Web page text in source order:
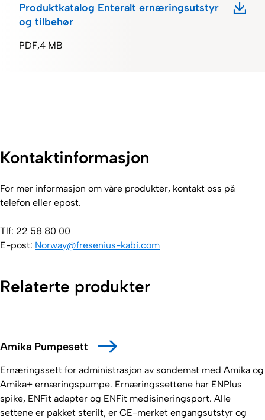
4 MB
PDF
Produktkatalog Enteralt ernæringsutstyr
og tilbehør
Kontaktinformasjon
For mer informasjon om våre produkter, kontakt oss på
telefon eller epost.
Tlf: 22 58 80 00
E-post: Norway@fresenius-kabi.com
Relaterte produkter
Ernæringssett for administrasjon av sondemat med Amika og
Amika+ ernæringspumpe. Ernæringssettene har ENPlus
spike, ENFit adapter og ENFit medisineringsport. Alle
settene er pakket sterilt, er CE-merket engangsutstyr og
Amika Pumpesett